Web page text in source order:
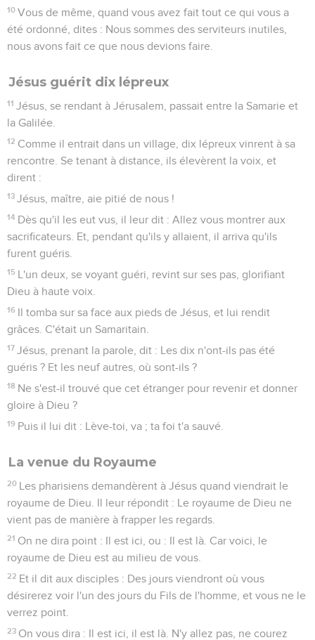
10 Vous de même, quand vous avez fait tout ce qui vous a
été ordonné, dites : Nous sommes des serviteurs inutiles,
nous avons fait ce que nous devions faire.
Jésus guérit dix lépreux
11 Jésus, se rendant à Jérusalem, passait entre la Samarie et
la Galilée.
12 Comme il entrait dans un village, dix lépreux vinrent à sa
rencontre. Se tenant à distance, ils élevèrent la voix, et
dirent :
13 Jésus, maître, aie pitié de nous !
14 Dès qu'il les eut vus, il leur dit : Allez vous montrer aux
sacrificateurs. Et, pendant qu'ils y allaient, il arriva qu'ils
furent guéris.
15 L'un deux, se voyant guéri, revint sur ses pas, glorifiant
Dieu à haute voix.
16 Il tomba sur sa face aux pieds de Jésus, et lui rendit
grâces. C'était un Samaritain.
17 Jésus, prenant la parole, dit : Les dix n'ont-ils pas été
guéris ? Et les neuf autres, où sont-ils ?
18 Ne s'est-il trouvé que cet étranger pour revenir et donner
gloire à Dieu ?
19 Puis il lui dit : Lève-toi, va ; ta foi t'a sauvé.
La venue du Royaume
20 Les pharisiens demandèrent à Jésus quand viendrait le
royaume de Dieu. Il leur répondit : Le royaume de Dieu ne
vient pas de manière à frapper les regards.
21 On ne dira point : Il est ici, ou : Il est là. Car voici, le
royaume de Dieu est au milieu de vous.
22 Et il dit aux disciples : Des jours viendront où vous
désirerez voir l'un des jours du Fils de l'homme, et vous ne le
verrez point.
23 On vous dira : Il est ici, il est là. N'y allez pas, ne courez